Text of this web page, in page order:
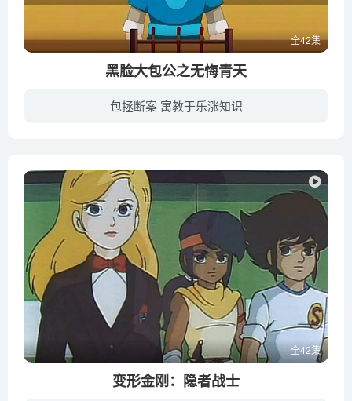
全42集
黑脸大包公之无悔青天
包拯断案 寓教于乐涨知识
全42集
变形金刚：隐者战士